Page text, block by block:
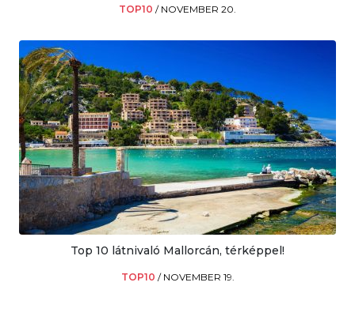
TOP10 / NOVEMBER 20.
Top 10 látnivaló Mallorcán, térképpel!
TOP10 / NOVEMBER 19.